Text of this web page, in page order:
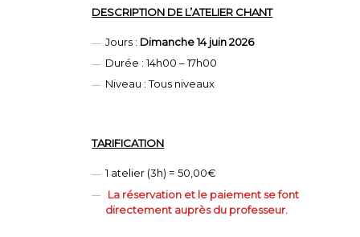
DESCRIPTION DE L’ATELIER CHANT
Jours : Dimanche14 juin2026
Durée : 14h00 – 17h00
Niveau : Tous niveaux
TARIFICATION
1 atelier (3h) = 50,00€
La réservation et le paiement se font
directement auprès du professeur.